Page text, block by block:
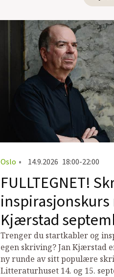
Oslo • 14.9.2026 18:00-22:00
FULLTEGNET!
inspirasjonskurs
Kjærstad
Trenger du startkabler og
egen skriving? Jan Kjærstad
ny runde av sitt populære
Litteraturhuset 14. og 15.